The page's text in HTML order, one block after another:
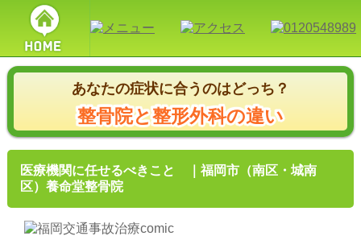
あなたの症状に合うのはどっち？
整骨院と整形外科の違い
医療機関に任せるべきこと ｜福岡市（南区・城南
区）養命堂整骨院